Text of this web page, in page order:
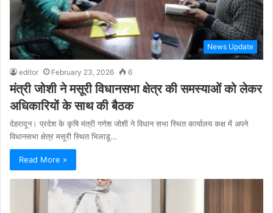
News Update
editor February 23, 2026 6
मंत्री जोशी ने मसूरी विधानसभा क्षेत्र की समस्याओं को लेकर
अधिकारियों के साथ की बैठक
देहरादून। प्रदेश के कृषि मंत्री गणेश जोशी ने विधान सभा स्थित कार्यालय कक्ष में अपने
विधानसभा क्षेत्र मसूरी स्थित भिलाडू…
Read More »